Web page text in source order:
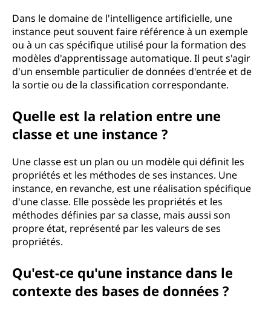
Dans le domaine de l'intelligence artificielle, une
instance peut souvent faire référence à un exemple
ou à un cas spécifique utilisé pour la formation des
modèles d'apprentissage automatique. Il peut s'agir
d'un ensemble particulier de données d'entrée et de
la sortie ou de la classification correspondante.
Quelle est la relation entre une
classe et une instance ?
Une classe est un plan ou un modèle qui définit les
propriétés et les méthodes de ses instances. Une
instance, en revanche, est une réalisation spécifique
d'une classe. Elle possède les propriétés et les
méthodes définies par sa classe, mais aussi son
propre état, représenté par les valeurs de ses
propriétés.
Qu'est-ce qu'une instance dans le
contexte des bases de données ?